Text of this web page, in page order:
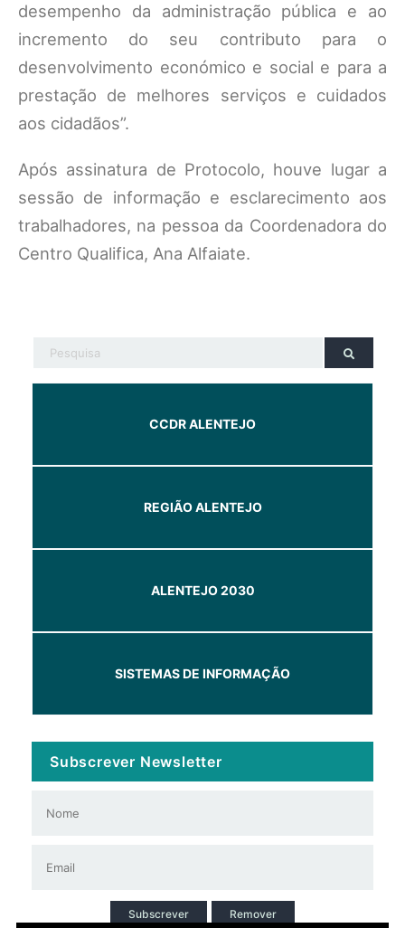
desempenho da administração pública e ao
incremento do seu contributo para o
desenvolvimento económico e social e para a
prestação de melhores serviços e cuidados
aos cidadãos”.
Após assinatura de Protocolo, houve lugar a
sessão de informação e esclarecimento aos
trabalhadores, na pessoa da Coordenadora do
Centro Qualifica, Ana Alfaiate.
CCDR ALENTEJO
REGIÃO ALENTEJO
ALENTEJO 2030
SISTEMAS DE INFORMAÇÃO
Subscrever Newsletter
Subscrever Remover